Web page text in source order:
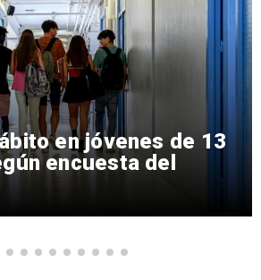
en jóvenes de 13
encuesta del